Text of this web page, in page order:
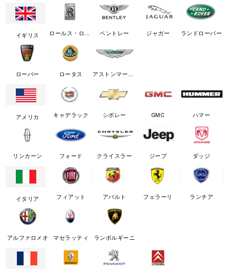
イギリス ロールス・ロイス ベントレー ジャガー ランドローバー
ローバー ロータス アストンマーチン
アメリカ キャデラック シボレー GMC ハマー
リンカーン フォード クライスラー ジープ ダッジ
イタリア フィアット アバルト フェラーリ ランチア
アルファロメオ マセラッティ ランボルギーニ